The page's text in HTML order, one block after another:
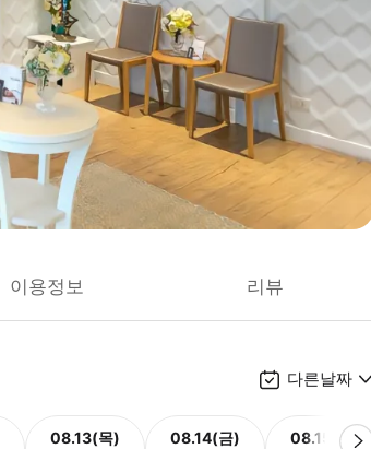
이용정보 리뷰
다른날짜
08.13(목) 08.14(금) 08.15(토)